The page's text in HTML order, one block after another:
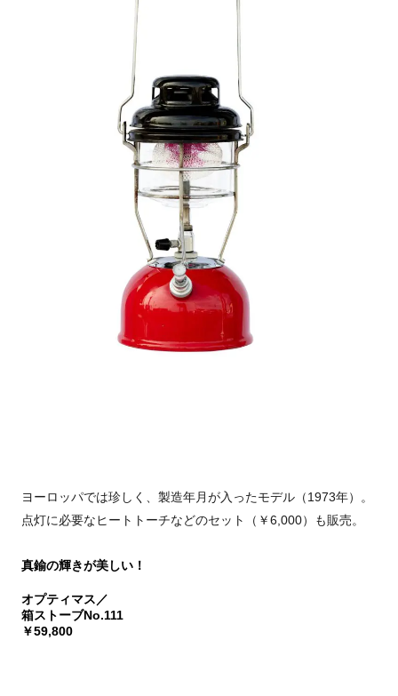
ヨーロッパでは珍しく、製造年月が入ったモデル（1973年）。
点灯に必要なヒートトーチなどのセット（￥6,000）も販売。
真鍮の輝きが美しい！
オプティマス／
箱ストーブNo.111
￥59,800